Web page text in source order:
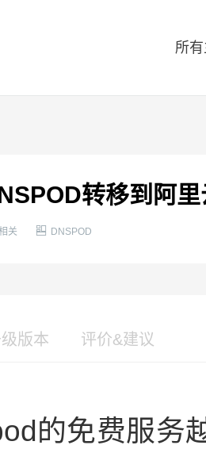
所
转移到阿
关  DNSPOD
版本 评价&建议
的免费服务